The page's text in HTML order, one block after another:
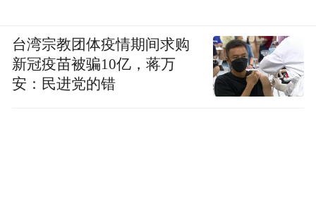
台湾宗教团体疫情期间求购
新冠疫苗被骗10亿，蒋万
安：民进党的错